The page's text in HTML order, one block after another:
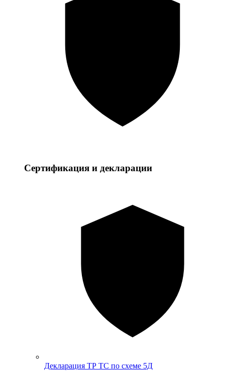
Сертификация и декларации
Декларация ТР ТС по схеме 5Д